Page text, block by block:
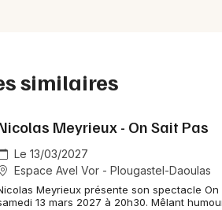
similaires
Meyrieux - On Sait Pas
Le 13/03/2027
Espace Avel Vor - Plougastel-Daoulas
Meyrieux présente son spectacle
13 mars 2027 à 20h30. Mêlant